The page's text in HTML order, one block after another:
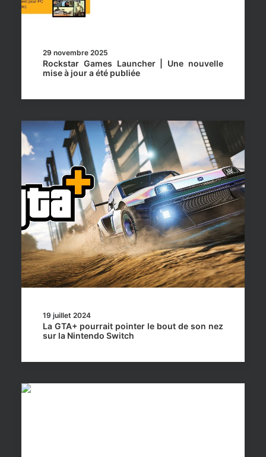
29 novembre 2025
Rockstar Games Launcher | Une nouvelle
mise à jour a été publiée
19 juillet 2024
La GTA+ pourrait pointer le bout de son nez
sur la Nintendo Switch